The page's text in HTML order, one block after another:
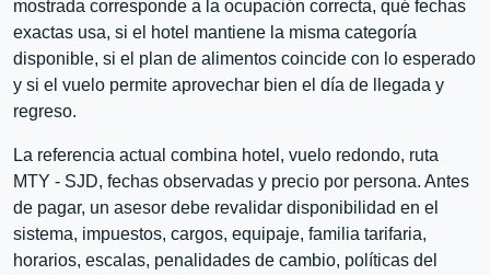
mostrada corresponde a la ocupación correcta, qué fechas
exactas usa, si el hotel mantiene la misma categoría
disponible, si el plan de alimentos coincide con lo esperado
y si el vuelo permite aprovechar bien el día de llegada y
regreso.
La referencia actual combina hotel, vuelo redondo, ruta
MTY - SJD, fechas observadas y precio por persona. Antes
de pagar, un asesor debe revalidar disponibilidad en el
sistema, impuestos, cargos, equipaje, familia tarifaria,
horarios, escalas, penalidades de cambio, políticas del